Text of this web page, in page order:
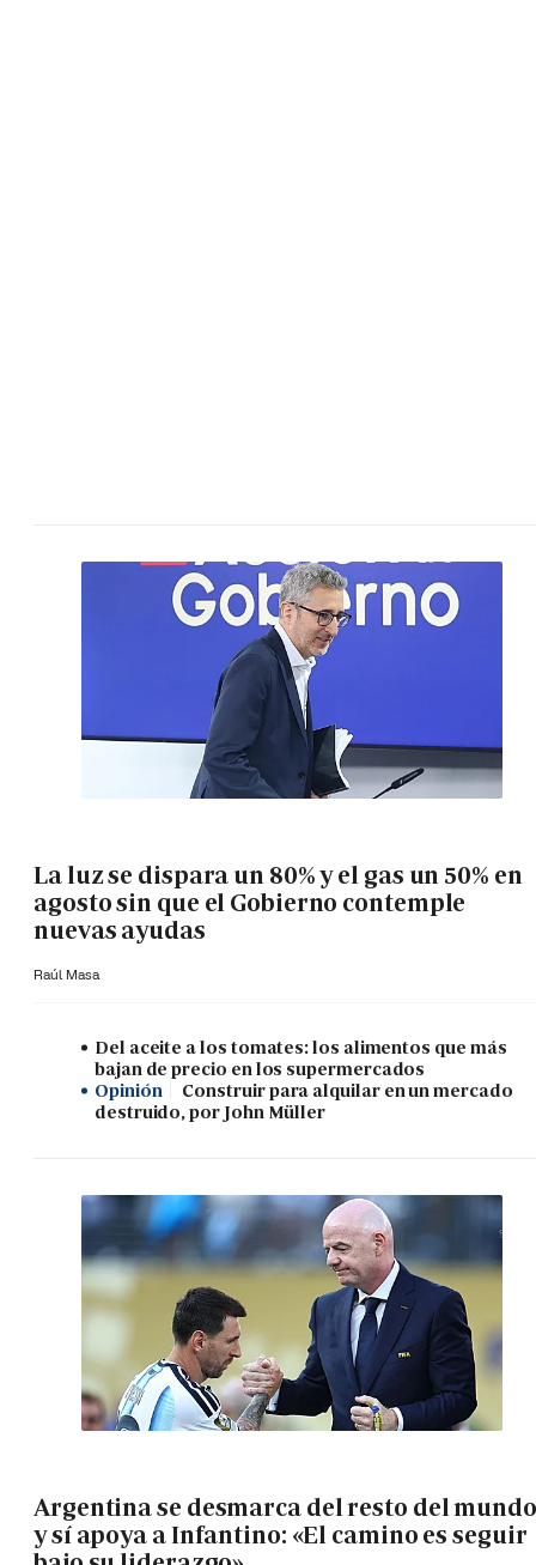
La luz se dispara un 80% y el gas un 50% en
agosto sin que el Gobierno contemple
nuevas ayudas
Raúl Masa
Del aceite a los tomates: los alimentos que más
bajan de precio en los supermercados
Opinión
Construir para alquilar en un mercado
destruido, por John Müller
Argentina se desmarca del resto del mundo
y sí apoya a Infantino: «El camino es seguir